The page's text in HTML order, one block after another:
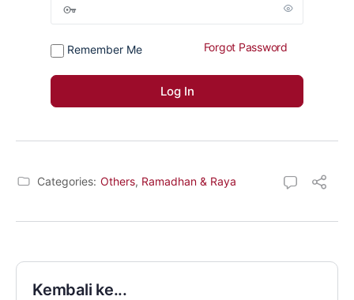
Remember Me Forgot Password
Categories: Others, Ramadhan & Raya
Kembali ke...